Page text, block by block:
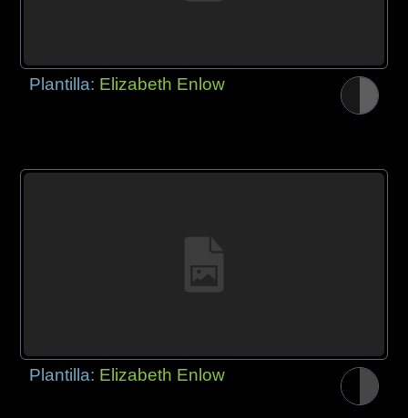
Plantilla: Elizabeth Enlow
Plantilla: Elizabeth Enlow